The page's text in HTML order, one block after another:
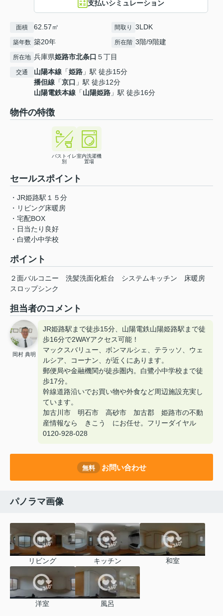
支払いシミュレーション
面積 62.57㎡ 間取り 3LDK
築年数 築20年 所在階 3階/9階建
所在地 兵庫県姫路市北条口 ５丁目
交通 山陽本線 「姫路 」駅 徒歩15分
播但線 「京口 」駅 徒歩12分
山陽電鉄本線 「山陽姫路 」駅 徒歩16分
物件の特徴
バストイレ
別
室内洗濯機
置場
セールスポイント
・JR姫路駅１５分
・リビング床暖房
・宅配BOX
・日当たり良好
・白鷺小中学校
ポイント
２面バルコニー 洗髪洗面化粧台 システムキッチン
床暖房
スロップシンク
担当者のコメント
岡村 典明
JR姫路駅まで徒歩15分、山陽電鉄山陽姫路駅まで徒
歩16分で2WAYアクセス可能！
マックスバリュー、ボンマルシェ、テラッソ、ウェ
ルシア、コーナン、が近くにあります。
郵便局や金融機関が徒歩圏内。白鷺小中学校まで徒
歩17分。
幹線道路沿いでお買い物や外食など周辺施設充実し
ています。
加古川市 明石市 高砂市 加古郡 姫路市の不動
産情報なら きこう にお任せ。フリーダイヤル
0120-928-028
無料 お問い合わせ
パノラマ画像
リビング キッチン 和室
洋室 風呂